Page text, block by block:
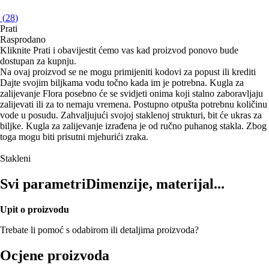
(28)
Prati
Rasprodano
Kliknite Prati i obavijestit ćemo vas kad proizvod ponovo bude
dostupan za kupnju.
Na ovaj proizvod se ne mogu primijeniti kodovi za popust ili krediti
Dajte svojim biljkama vodu točno kada im je potrebna. Kugla za
zalijevanje Flora posebno će se svidjeti onima koji stalno zaboravljaju
zalijevati ili za to nemaju vremena. Postupno otpušta potrebnu količinu
vode u posudu. Zahvaljujući svojoj staklenoj strukturi, bit će ukras za
biljke. Kugla za zalijevanje izrađena je od ručno puhanog stakla. Zbog
toga mogu biti prisutni mjehurići zraka.
Stakleni
Svi parametriDimenzije, materijal...
Upit o proizvodu
Trebate li pomoć s odabirom ili detaljima proizvoda?
Ocjene proizvoda